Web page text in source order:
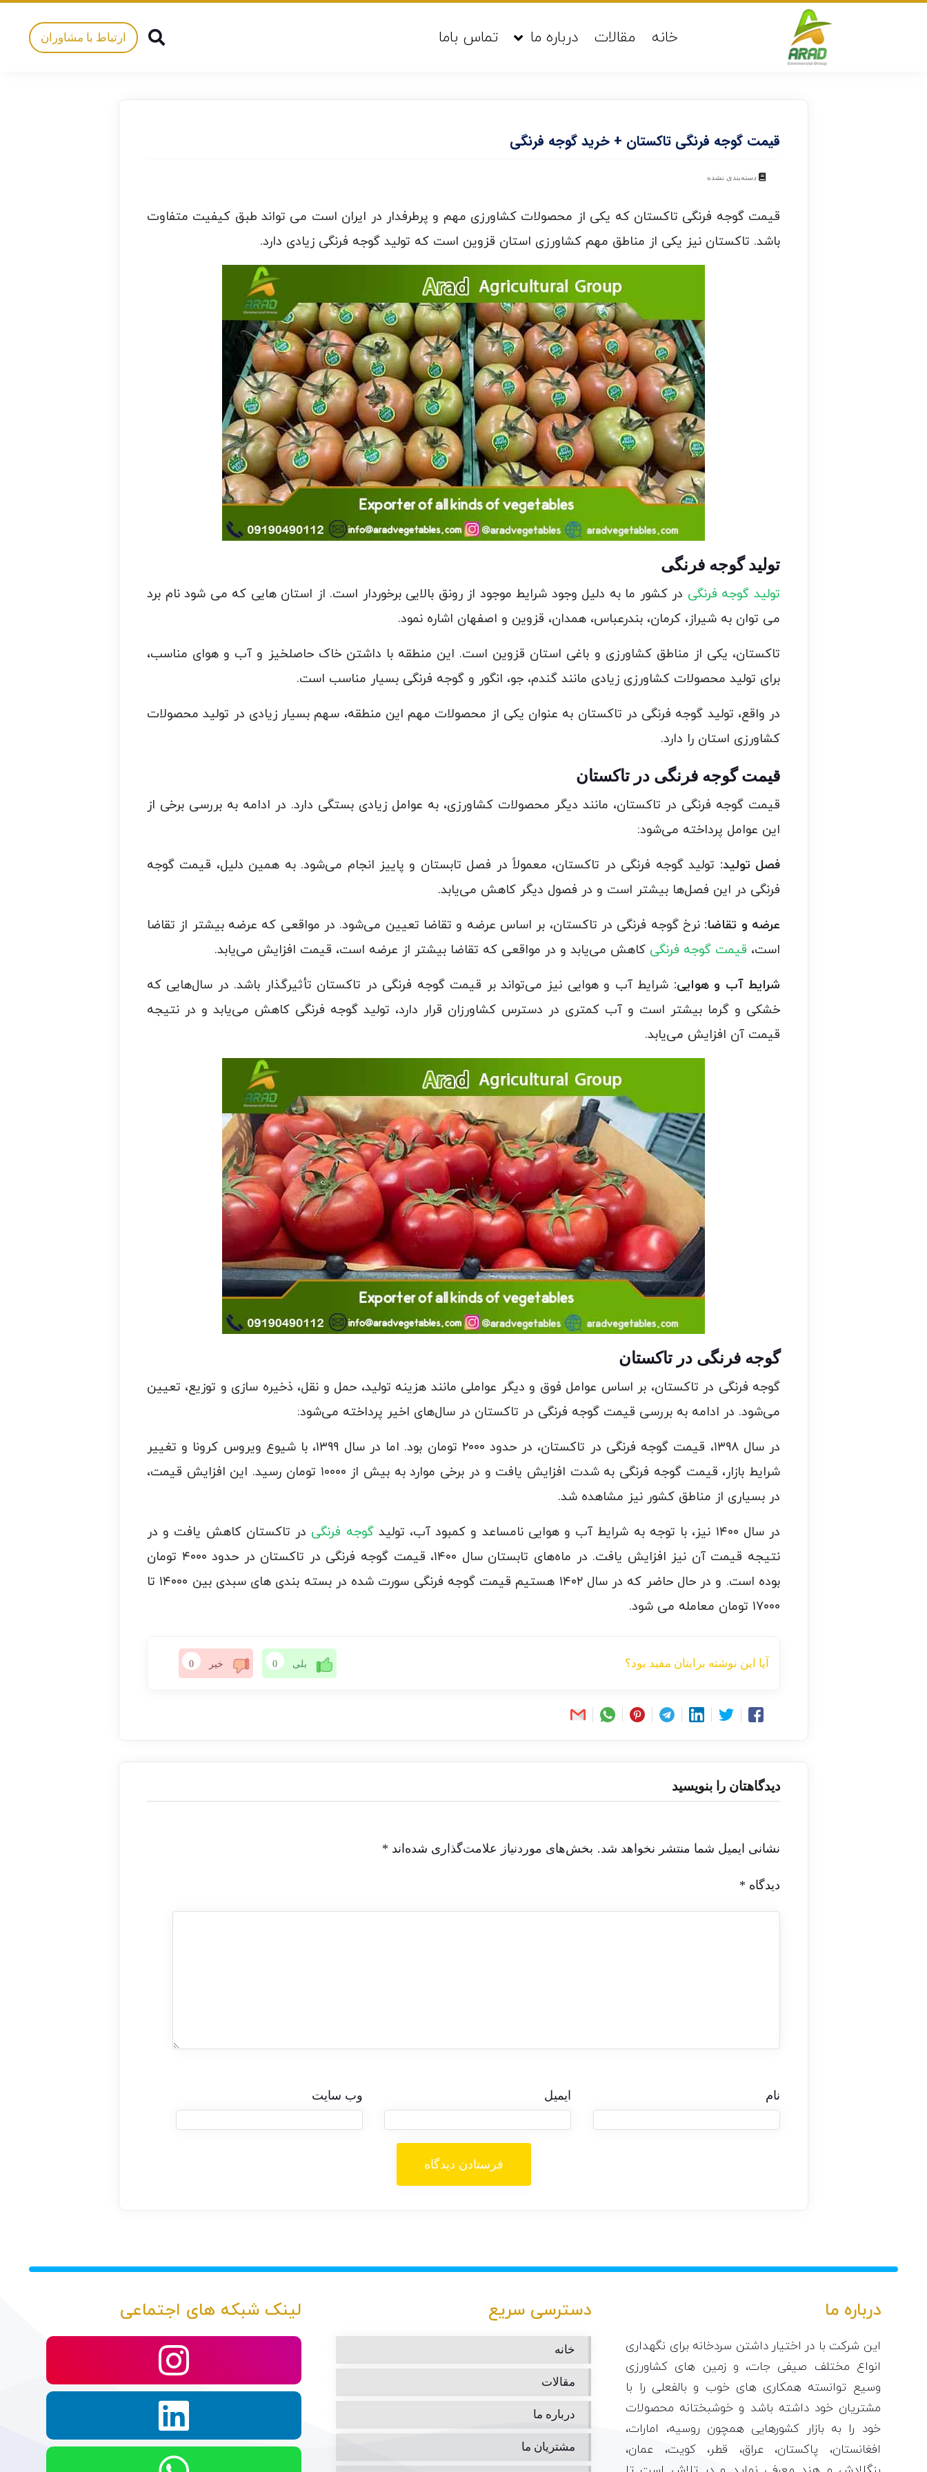
خانه مقالات درباره ما تماس باما ارتباط با مشاوران
قیمت گوجه فرنگی تاکستان + خرید گوجه فرنگی
دسته‌بندی نشده
قیمت گوجه فرنگی تاکستان که یکی از محصولات کشاورزی مهم و پرطرفدار در ایران است می تواند طبق کیفیت متفاوت
باشد. تاکستان نیز یکی از مناطق مهم کشاورزی استان قزوین است که تولید گوجه فرنگی زیادی دارد.
تولید گوجه فرنگی
تولید گوجه فرنگی در کشور ما به دلیل وجود شرایط موجود از رونق بالایی برخوردار است. از استان هایی که می شود نام برد
می توان به شیراز، کرمان، بندرعباس، همدان، قزوین و اصفهان اشاره نمود.
تاکستان، یکی از مناطق کشاورزی و باغی استان قزوین است. این منطقه با داشتن خاک حاصلخیز و آب و هوای مناسب،
برای تولید محصولات کشاورزی زیادی مانند گندم، جو، انگور و گوجه فرنگی بسیار مناسب است.
در واقع، تولید گوجه فرنگی در تاکستان به عنوان یکی از محصولات مهم این منطقه، سهم بسیار زیادی در تولید محصولات
کشاورزی استان را دارد.
قیمت گوجه فرنگی در تاکستان
قیمت گوجه فرنگی در تاکستان، مانند دیگر محصولات کشاورزی، به عوامل زیادی بستگی دارد. در ادامه به بررسی برخی از
این عوامل پرداخته می‌شود:
فصل تولید: تولید گوجه فرنگی در تاکستان، معمولاً در فصل تابستان و پاییز انجام می‌شود. به همین دلیل، قیمت گوجه
فرنگی در این فصل‌ها بیشتر است و در فصول دیگر کاهش می‌یابد.
عرضه و تقاضا: نرخ گوجه فرنگی در تاکستان، بر اساس عرضه و تقاضا تعیین می‌شود. در مواقعی که عرضه بیشتر از تقاضا
است، قیمت گوجه فرنگی کاهش می‌یابد و در مواقعی که تقاضا بیشتر از عرضه است، قیمت افزایش می‌یابد.
شرایط آب و هوایی: شرایط آب و هوایی نیز می‌تواند بر قیمت گوجه فرنگی در تاکستان تأثیرگذار باشد. در سال‌هایی که
خشکی و گرما بیشتر است و آب کمتری در دسترس کشاورزان قرار دارد، تولید گوجه فرنگی کاهش می‌یابد و در نتیجه
قیمت آن افزایش می‌یابد.
گوجه فرنگی در تاکستان
گوجه فرنگی در تاکستان، بر اساس عوامل فوق و دیگر عواملی مانند هزینه تولید، حمل و نقل، ذخیره سازی و توزیع، تعیین
می‌شود. در ادامه به بررسی قیمت گوجه فرنگی در تاکستان در سال‌های اخیر پرداخته می‌شود:
در سال ۱۳۹۸، قیمت گوجه فرنگی در تاکستان، در حدود ۲۰۰۰ تومان بود. اما در سال ۱۳۹۹، با شیوع ویروس کرونا و تغییر
شرایط بازار، قیمت گوجه فرنگی به شدت افزایش یافت و در برخی موارد به بیش از ۱۰۰۰۰ تومان رسید. این افزایش قیمت،
در بسیاری از مناطق کشور نیز مشاهده شد.
در سال ۱۴۰۰ نیز، با توجه به شرایط آب و هوایی نامساعد و کمبود آب، تولید گوجه فرنگی در تاکستان کاهش یافت و در
نتیجه قیمت آن نیز افزایش یافت. در ماه‌های تابستان سال ۱۴۰۰، قیمت گوجه فرنگی در تاکستان در حدود ۴۰۰۰ تومان
بوده است. و در حال حاضر که در سال ۱۴۰۲ هستیم قیمت گوجه فرنگی سورت شده در بسته بندی های سبدی بین ۱۴۰۰۰ تا
۱۷۰۰۰ تومان معامله می شود.
آیا این نوشته برایتان مفید بود؟ بلی 0 خیر 0
دیدگاهتان را بنویسید
نشانی ایمیل شما منتشر نخواهد شد. بخش‌های موردنیاز علامت‌گذاری شده‌اند *
دیدگاه *
نام ایمیل وب‌ سایت
درباره ما
این شرکت با در اختیار داشتن سردخانه برای نگهداری
انواع مختلف صیفی جات، و زمین های کشاورزی
وسیع توانسته همکاری های خوب و بالفعلی را با
مشتریان خود داشته باشد و خوشبختانه محصولات
خود را به بازار کشورهایی همچون روسیه، امارات،
افغانستان، پاکستان، عراق، قطر، کویت، عمان،
دسترسی سریع
خانه
مقالات
درباره ما
مشتریان ما
لینک شبکه های اجتماعی